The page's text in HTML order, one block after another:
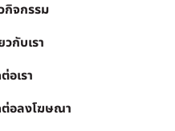
กิจกรรม
วกับเรา
อเรา
อลงโฆษณา